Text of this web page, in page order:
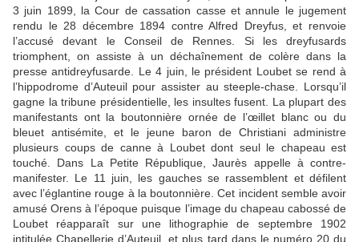
3 juin 1899, la Cour de cassation casse et annule le jugement
rendu le 28 décembre 1894 contre Alfred Dreyfus, et renvoie
l’accusé devant le Conseil de Rennes. Si les dreyfusards
triomphent, on assiste à un déchaînement de colère dans la
presse antidreyfusarde. Le 4 juin, le président Loubet se rend à
l’hippodrome d’Auteuil pour assister au steeple-chase. Lorsqu’il
gagne la tribune présidentielle, les insultes fusent. La plupart des
manifestants ont la boutonnière ornée de l’œillet blanc ou du
bleuet antisémite, et le jeune baron de Christiani administre
plusieurs coups de canne à Loubet dont seul le chapeau est
touché. Dans La Petite République, Jaurès appelle à contre-
manifester. Le 11 juin, les gauches se rassemblent et défilent
avec l’églantine rouge à la boutonnière. Cet incident semble avoir
amusé Orens à l’époque puisque l’image du chapeau cabossé de
Loubet réapparaît sur une lithographie de septembre 1902
intitulée Chapellerie d’Auteuil, et plus tard dans le numéro 20 du